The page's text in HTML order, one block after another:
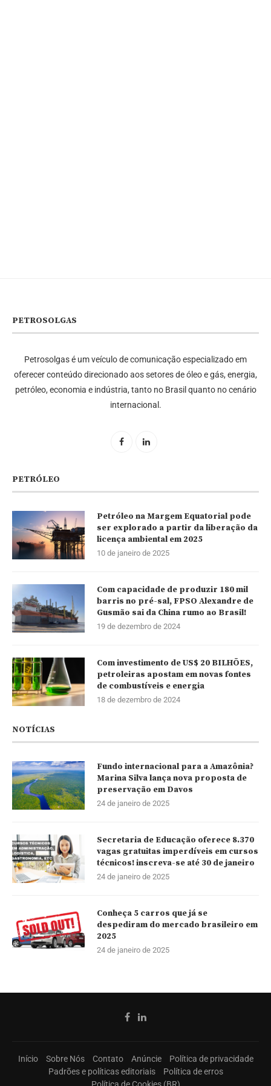
PETROSOLGAS
Petrosolgas é um veículo de comunicação especializado em
oferecer conteúdo direcionado aos setores de óleo e gás, energia,
petróleo, economia e indústria, tanto no Brasil quanto no cenário
internacional.
PETRÓLEO
Petróleo na Margem Equatorial pode
ser explorado a partir da liberação da
licença ambiental em 2025
10 de janeiro de 2025
Com capacidade de produzir 180 mil
barris no pré-sal, FPSO Alexandre de
Gusmão sai da China rumo ao Brasil!
19 de dezembro de 2024
Com investimento de US$ 20 BILHÕES,
petroleiras apostam em novas fontes
de combustíveis e energia
18 de dezembro de 2024
NOTÍCIAS
Fundo internacional para a Amazônia?
Marina Silva lança nova proposta de
preservação em Davos
24 de janeiro de 2025
Secretaria de Educação oferece 8.370
vagas gratuitas imperdíveis em cursos
técnicos! inscreva-se até 30 de janeiro
24 de janeiro de 2025
Conheça 5 carros que já se
despediram do mercado brasileiro em
2025
24 de janeiro de 2025
Início Sobre Nós Contato Anúncie
Política de privacidade
Padrões e políticas editoriais
Política de erros